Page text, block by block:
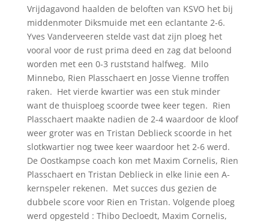
Vrijdagavond haalden de beloften van KSVO het bij
middenmoter Diksmuide met een eclantante 2-6.
Yves Vanderveeren stelde vast dat zijn ploeg het
vooral voor de rust prima deed en zag dat beloond
worden met een 0-3 ruststand halfweg. Milo
Minnebo, Rien Plasschaert en Josse Vienne troffen
raken. Het vierde kwartier was een stuk minder
want de thuisploeg scoorde twee keer tegen. Rien
Plasschaert maakte nadien de 2-4 waardoor de kloof
weer groter was en Tristan Deblieck scoorde in het
slotkwartier nog twee keer waardoor het 2-6 werd.
De Oostkampse coach kon met Maxim Cornelis, Rien
Plasschaert en Tristan Deblieck in elke linie een A-
kernspeler rekenen. Met succes dus gezien de
dubbele score voor Rien en Tristan. Volgende ploeg
werd opgesteld : Thibo Decloedt, Maxim Cornelis,